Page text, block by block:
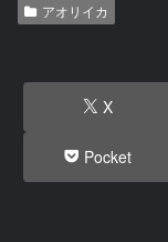
アオリイカ
X
Pocket